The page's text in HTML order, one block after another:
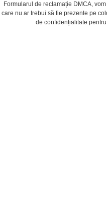
Formularul de reclamație DMCA,
care nu ar trebui să fie prezente pe
de confidențialitate